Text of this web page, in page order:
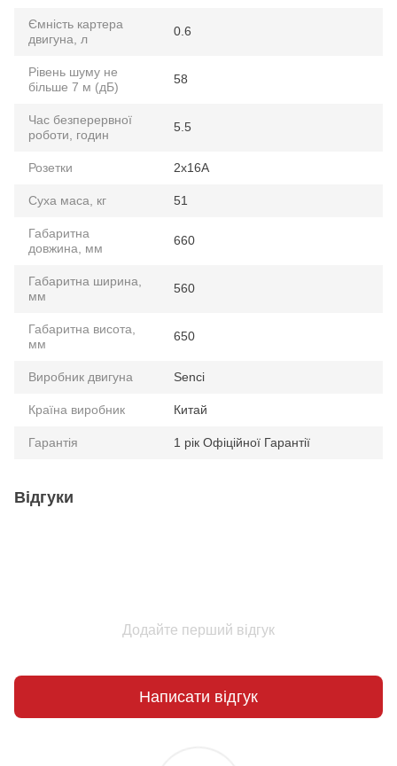
Ємність картера
двигуна, л
0.6
Рівень шуму не
більше 7 м (дБ)
58
Час безперервної
роботи, годин
5.5
Розетки 2x16A
Суха маса, кг 51
Габаритна
довжина, мм
660
Габаритна ширина,
мм
560
Габаритна висота,
мм
650
Виробник двигуна Senci
Країна виробник Китай
Гарантія 1 рік Офіційної Гарантії
Відгуки
Додайте перший відгук
Написати відгук